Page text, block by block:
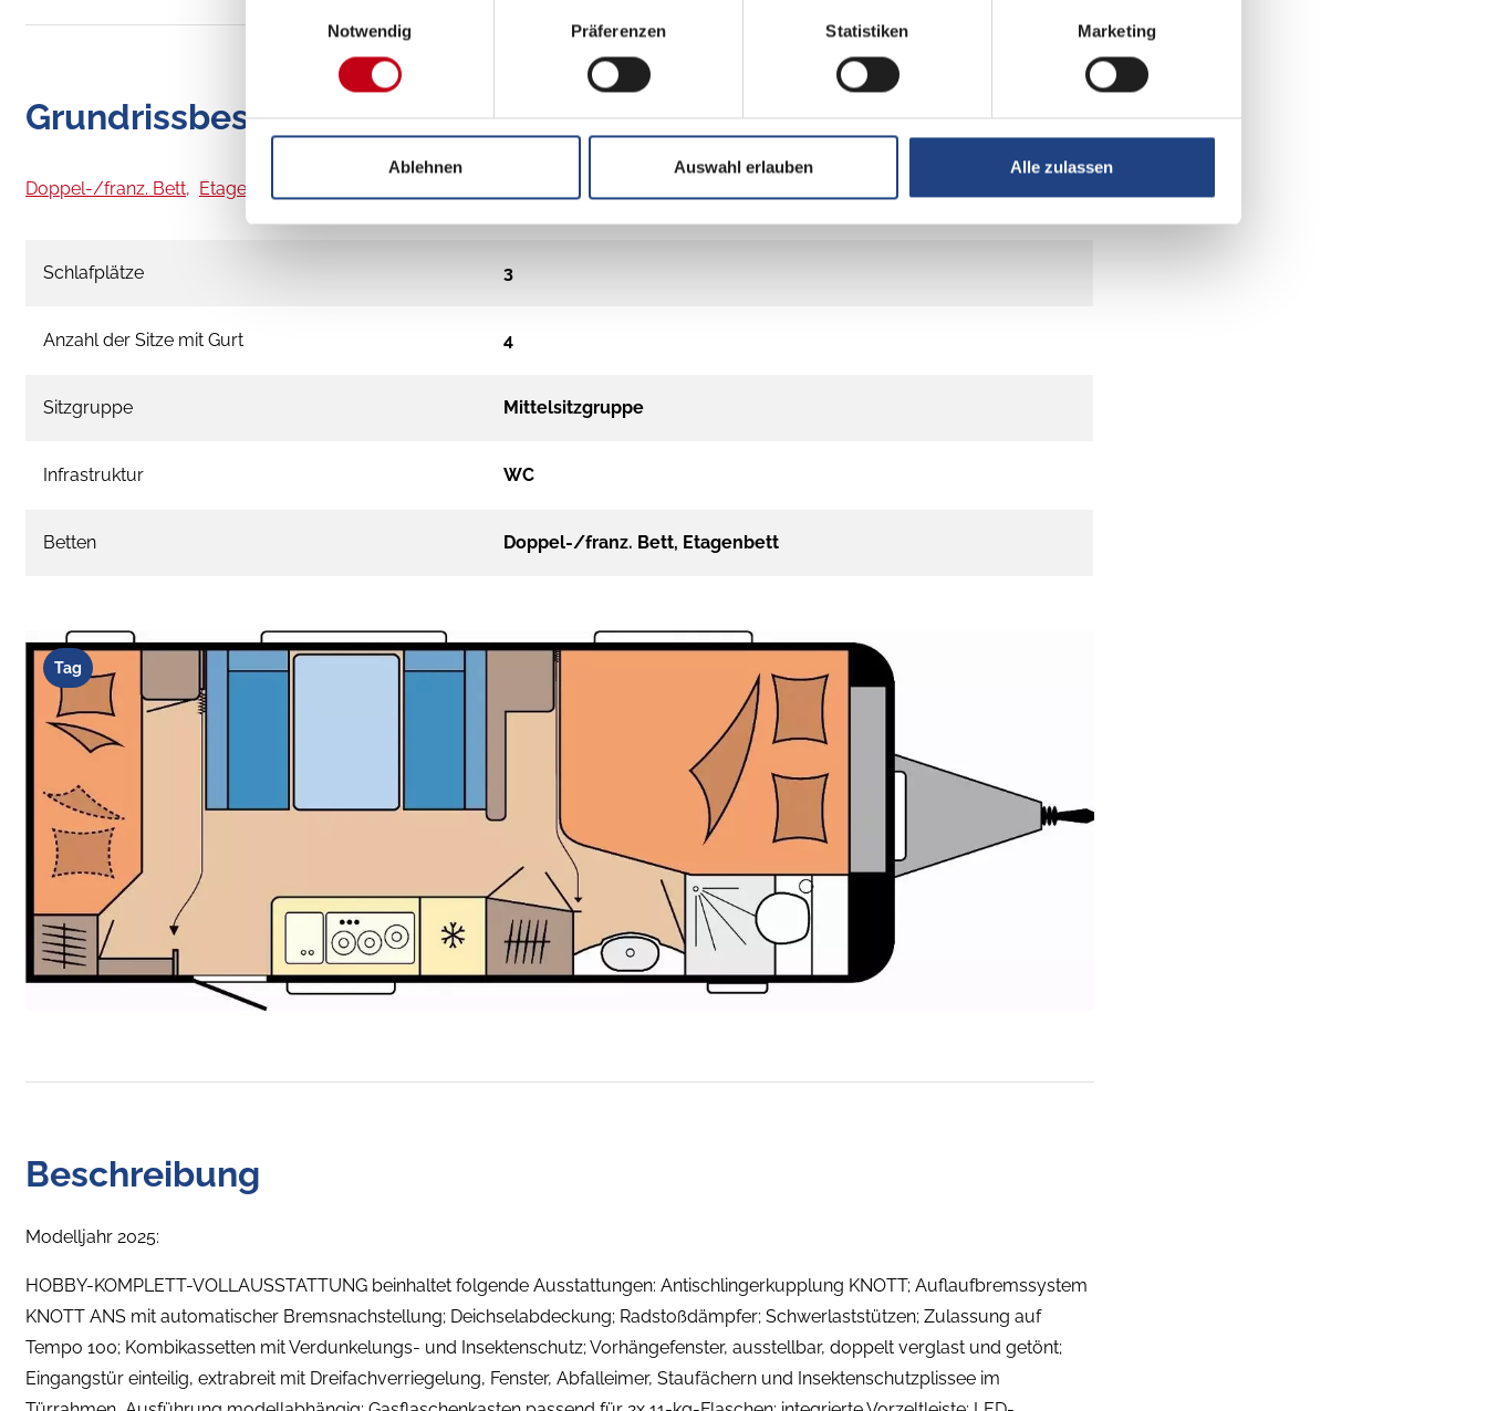
Notwendig
Präferenzen Statistiken Marketing
Ablehnen Auswahl erlauben Alle zulassen
Grundrissbeschreibung
Doppel-/franz. Bett, Etagenbett
Schlafplätze 3
Anzahl der Sitze mit Gurt 4
Sitzgruppe Mittelsitzgruppe
Infrastruktur WC
Betten Doppel-/franz. Bett, Etagenbett
Tag
Beschreibung
Modelljahr 2025:
HOBBY-KOMPLETT-VOLLAUSSTATTUNG beinhaltet folgende Ausstattungen: Antischlingerkupplung KNOTT; Auflaufbremssystem
KNOTT ANS mit automatischer Bremsnachstellung; Deichselabdeckung; Radstoßdämpfer; Schwerlaststützen; Zulassung auf
Tempo 100; Kombikassetten mit Verdunkelungs- und Insektenschutz; Vorhängefenster, ausstellbar, doppelt verglast und getönt;
Eingangstür einteilig, extrabreit mit Dreifachverriegelung, Fenster, Abfalleimer, Staufächern und Insektenschutzplissee im